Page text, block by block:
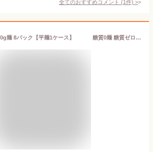
全てのおすすめコメント (1件) >
紀文公式 糖質0g麺 8パック【平麺1ケース】 糖質0麺 糖質ゼロ 麺 低糖質 糖質制限 糖質オフ 糖質 カット 低カロリー ロカボ 置き換え ダイエット 食品 こんにゃく 麺 ラーメン パスタ うどん ヌードル おからパウダー 保存料不使用